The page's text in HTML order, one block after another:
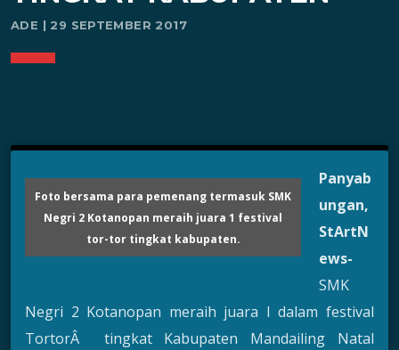
ADE | 29 SEPTEMBER 2017
Foto bersama para pemenang termasuk SMK
Negri 2 Kotanopan meraih juara 1 festival
tor-tor tingkat kabupaten.
Panyab
ungan,
StArtN
ews-
SMK
Negri 2 Kotanopan meraih juara I dalam festival
TortorÂ tingkat Kabupaten Mandailing Natal